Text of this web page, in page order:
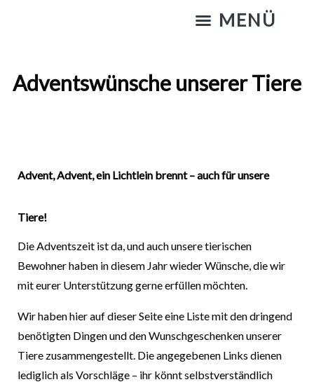
Adventswünsche unserer Tiere
Advent, Advent, ein Lichtlein brennt – auch für unsere
Tiere!
Die Adventszeit ist da, und auch unsere tierischen
Bewohner haben in diesem Jahr wieder Wünsche, die wir
mit eurer Unterstützung gerne erfüllen möchten.
Wir haben hier auf dieser Seite eine Liste mit den dringend
benötigten Dingen und den Wunschgeschenken unserer
Tiere zusammengestellt. Die angegebenen Links dienen
lediglich als Vorschläge – ihr könnt selbstverständlich